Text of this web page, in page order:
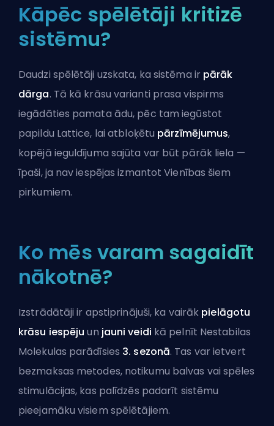
Kāpēc spēlētāji kritizē
sistēmu?
Daudzi spēlētāji uzskata, ka sistēma ir pārāk
dārga. Tā kā krāsu varianti prasa vispirms
iegādāties pamata ādu, pēc tam iegūstot
papildu Lattice, lai atbloķētu pārzīmējumus,
kopējā ieguldījuma sajūta var būt pārāk liela —
īpaši, ja nav iespējas izmantot Vienības šiem
pirkumiem.
Ko mēs varam sagaidīt
nākotnē?
Izstrādātāji ir apstiprinājuši, ka vairāk pielāgotu
krāsu iespēju un jauni veidi kā pelnīt Nestabilas
Molekulas parādīsies 3. sezonā. Tas var ietvert
bezmaksas metodes, notikumu balvas vai spēles
stimulācijas, kas palīdzēs padarīt sistēmu
pieejamāku visiem spēlētājiem.